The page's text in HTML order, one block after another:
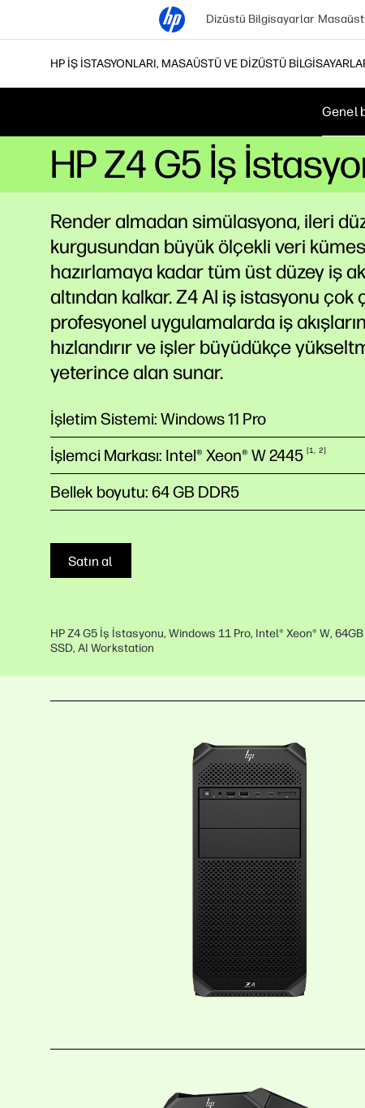
Dizüstü Bilgisayarlar
HP İŞ İSTASYONLARI, MASAÜSTÜ VE DIZÜSTÜ
Genel
HP Z4 G5 İş
Render almadan simülasyona, ileri
kurgusundan büyük ölçekli veri
hazırlamaya kadar tüm üst düzey iş
altından kalkar. Z4 AI iş istasyonu çok
profesyonel uygulamalarda iş
hızlandırır ve işler büyüdükçe
yeterince alan sunar.
İşletim Sistemi: Windows 11 Pro
İşlemci Markası: Intel® Xeon® W2445 1 2
Bellek boyutu: 64 GB DDR5
Satın al
HP Z4 G5 İş İstasyonu, Windows 11 Pro, Intel® Xeon® W,
SSD, AI Workstation